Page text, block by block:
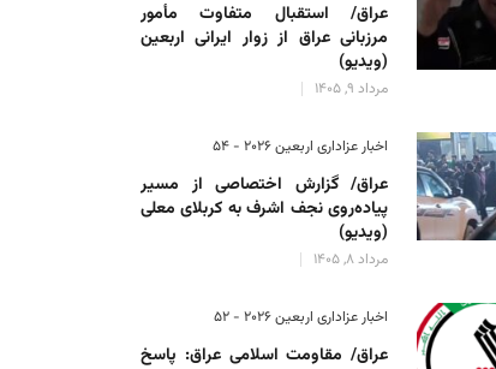
عراق/ استقبال متفاوت مأمور
مرزبانی عراق از زوار ایرانی اربعین
(ویدیو)
مرداد 9, 1405
اخبار عزاداری اربعین ۲۰۲۶ - 54
عراق/ گزارش اختصاصی از مسیر
پیاده‌روی نجف اشرف به کربلای معلی
(ویدیو)
مرداد 8, 1405
اخبار عزاداری اربعین ۲۰۲۶ - 52
عراق/ مقاومت اسلامی عراق: پاسخ